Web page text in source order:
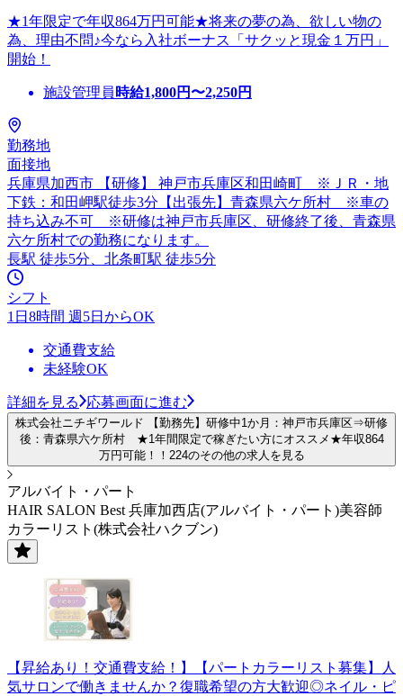
★1年限定で年収864万円可能★将来の夢の為、欲しい物の
為、理由不問♪今なら入社ボーナス「サクッと現金１万円」
開始！
施設管理員 時給1,800円〜2,250円
勤務地
面接地
兵庫県加西市 【研修】 神戸市兵庫区和田崎町 ※ＪＲ・地
下鉄：和田岬駅徒歩3分【出張先】青森県六ケ所村 ※車の
持ち込み不可 ※研修は神戸市兵庫区、研修終了後、青森県
六ケ所村での勤務になります。
長駅 徒歩5分、北条町駅 徒歩5分
シフト
1日8時間 週5日からOK
交通費支給
未経験OK
詳細を見る 応募画面に進む
株式会社ニチギワールド 【勤務先】研修中1か月：神戸市兵庫区⇒研修
後：青森県六ケ所村 ★1年間限定で稼ぎたい方にオススメ★年収864
万円可能！！224のその他の求人を見る
アルバイト・パート
HAIR SALON Best 兵庫加西店(アルバイト・パート)美容師
カラーリスト(株式会社ハクブン)
【昇給あり！交通費支給！】【パートカラーリスト募集】人
気サロンで働きませんか？復職希望の方大歓迎◎ネイル・ピ